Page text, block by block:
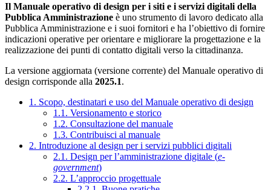
Il Manuale operativo di design per i siti e i servizi digitali della
Pubblica Amministrazione è uno strumento di lavoro dedicato alla
Pubblica Amministrazione e i suoi fornitori e ha l’obiettivo di fornire
indicazioni operative per orientare e migliorare la progettazione e la
realizzazione dei punti di contatto digitali verso la cittadinanza.
La versione aggiornata (versione corrente) del Manuale operativo di
design corrisponde alla 2025.1.
1. Scopo, destinatari e uso del Manuale operativo di design
1.1. Versionamento e storico
1.2. Consultazione del manuale
1.3. Contribuisci al manuale
2. Introduzione al design per i servizi pubblici digitali
2.1. Design per l’amministrazione digitale (e-
government)
2.2. L’approccio progettuale